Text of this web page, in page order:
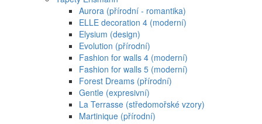
Aurora (přírodní - romantika)
ELLE decoration 4 (moderní)
Elysium (design)
Evolution (přírodní)
Fashion for walls 4 (moderní)
Fashion for walls 5 (moderní)
Forest Dreams (přírodní)
Gentle (expresivní)
La Terrasse (středomořské vzory)
Martinique (přírodní)